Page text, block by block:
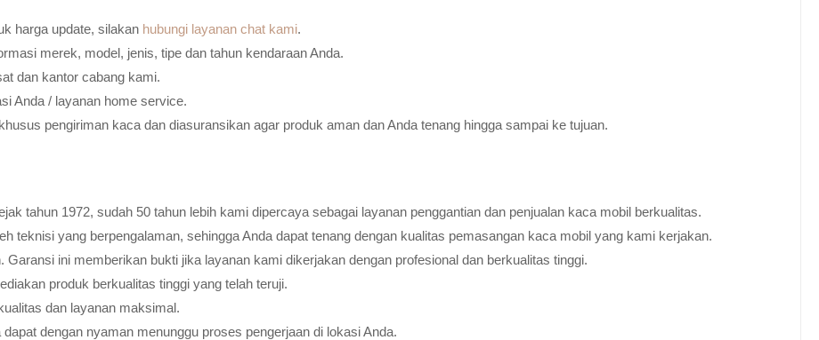
harga update, silakan hubungi layanan chat kami.
merek, model, jenis, tipe dan tahun kendaraan Anda.
dan kantor cabang kami.
Anda / layanan home service.
pengiriman kaca dan diasuransikan agar produk aman dan Anda tenang hingga sampai ke tujuan.
tahun 1972, sudah 50 tahun lebih kami dipercaya sebagai layanan penggantian dan penjualan kaca mobil berkualitas.
teknisi yang berpengalaman, sehingga Anda dapat tenang dengan kualitas pemasangan kaca mobil yang kami kerjakan.
ini memberikan bukti jika layanan kami dikerjakan dengan profesional dan berkualitas tinggi.
produk berkualitas tinggi yang telah teruji.
dan layanan maksimal.
dapat dengan nyaman menunggu proses pengerjaan di lokasi Anda.